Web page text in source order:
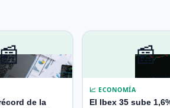
de la
📰
📈 ECONOMÍA
El Ibex 35 sube